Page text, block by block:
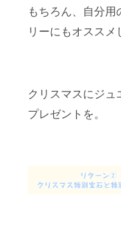
もちろん、自分用
リーにもオススメ
クリスマスにジュ
プレゼントを。